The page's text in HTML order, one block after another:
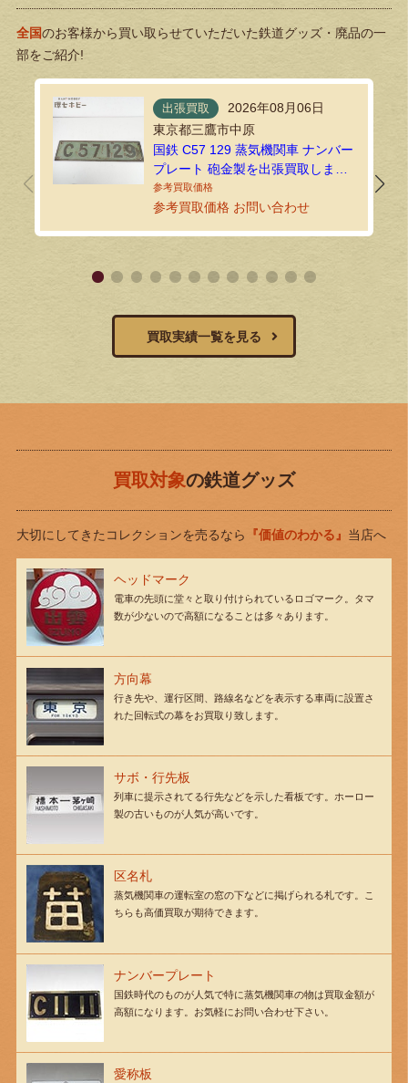
全国のお客様から買い取らせていただいた鉄道グッズ・廃品の一
部をご紹介!
出張買取
2026年08月06日
東京都三鷹市中原
国鉄 C57 129 蒸気機関車 ナンバー
プレート 砲金製を出張買取しまし
た！
参考買取価格 お問い合わせ
買取実績一覧を見る
買取対象の鉄道グッズ
大切にしてきたコレクションを売るなら 『価値のわかる』 当店へ
ヘッドマーク
電車の先頭に堂々と取り付けられているロゴマーク。タマ
数が少ないので高額になることは多々あります。
方向幕
行き先や、運行区間、路線名などを表示する車両に設置さ
れた回転式の幕をお買取り致します。
サボ・行先板
列車に提示されてる行先などを示した看板です。ホーロー
製の古いものが人気が高いです。
区名札
蒸気機関車の運転室の窓の下などに掲げられる札です。こ
ちらも高価買取が期待できます。
ナンバープレート
国鉄時代のものが人気で特に蒸気機関車の物は買取金額が
高額になります。お気軽にお問い合わせ下さい。
愛称板